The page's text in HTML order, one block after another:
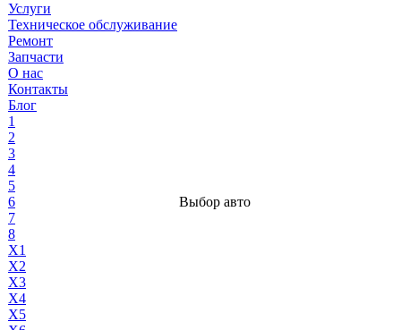
Услуги
Техническое обслуживание
Ремонт
Запчасти
О нас
Контакты
Блог
1
2
3
4
5
6
7
8
X1
X2
X3
X4
X5
Выбор авто